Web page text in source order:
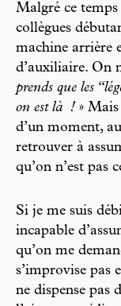
Malgré ce
collègues
machine arrière
d’auxiliaire. On
prends que les
on est là ! »
d’un moment,
retrouver à
qu’on n’est pas
Si je me suis
incapable
qu’on me
s’improvise pas
ne dispense pas